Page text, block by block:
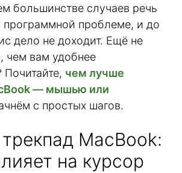
большинстве случаев речь
программной проблеме, и до
дело не доходит. Ещё не
чем вам удобнее
Почитайте, чем лучше
— мышью или
с простых шагов.
MacBook:
на курсор